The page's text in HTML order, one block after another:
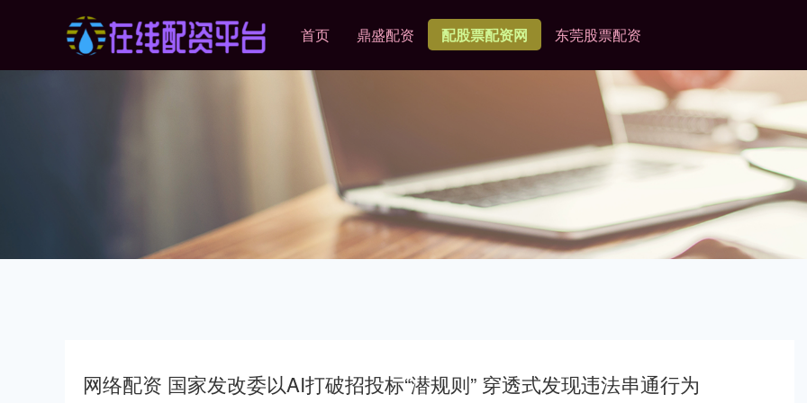
首页 鼎盛配资 配股票配资网 东莞股票配资
网络配资 国家发改委以AI打破招投标“潜规则” 穿透式发现违法串通行为